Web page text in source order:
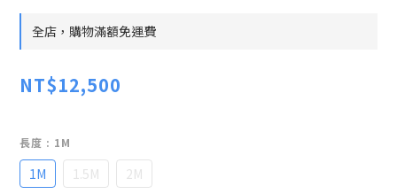
全店，購物滿額免運費
NT$12,500
長度 : 1M
1M 1.5M 2M